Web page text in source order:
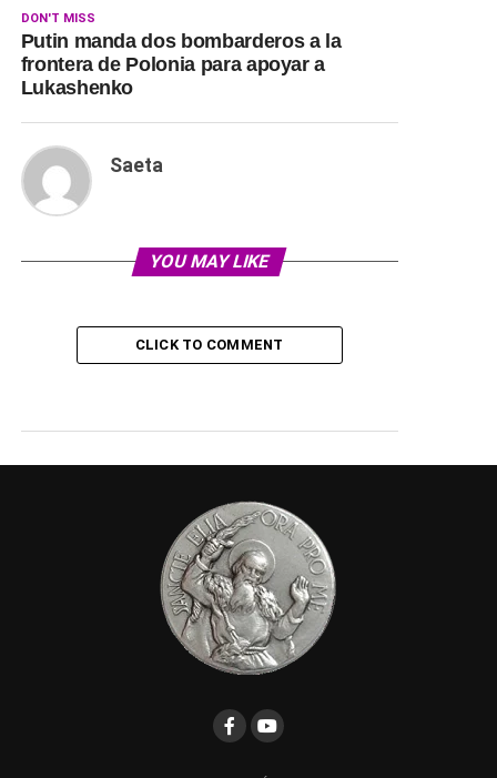
DON'T MISS
Putin manda dos bombarderos a la
frontera de Polonia para apoyar a
Lukashenko
Saeta
YOU MAY LIKE
CLICK TO COMMENT